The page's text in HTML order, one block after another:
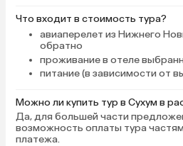
Что входит в стоимость тура?
авиаперелет из Нижнего
обратно
проживание в отеле
питание (в зависимости от
Можно ли купить тур в Сухум в
Да, для большей части
возможность оплаты тура
платежа.